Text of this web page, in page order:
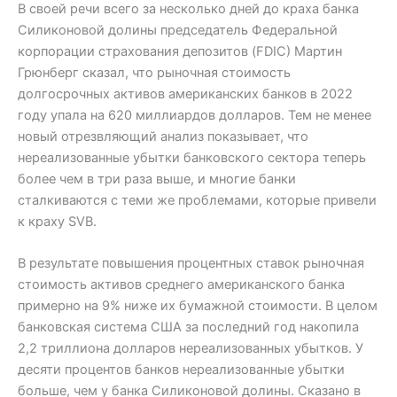
В своей речи всего за несколько дней до краха банка
Силиконовой долины председатель Федеральной
корпорации страхования депозитов (FDIC) Мартин
Грюнберг сказал, что рыночная стоимость
долгосрочных активов американских банков в 2022
году упала на 620 миллиардов долларов. Тем не менее
новый отрезвляющий анализ показывает, что
нереализованные убытки банковского сектора теперь
более чем в три раза выше, и многие банки
сталкиваются с теми же проблемами, которые привели
к краху SVB.
В результате повышения процентных ставок рыночная
стоимость активов среднего американского банка
примерно на 9% ниже их бумажной стоимости. В целом
банковская система США за последний год накопила
2,2 триллиона долларов нереализованных убытков. У
десяти процентов банков нереализованные убытки
больше, чем у банка Силиконовой долины. Сказано в